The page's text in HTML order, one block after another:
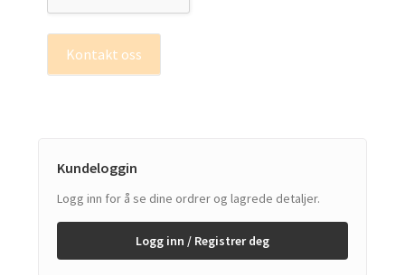
Kontakt oss
Kundeloggin
Logg inn for å se dine ordrer og lagrede detaljer.
Logg inn / Registrer deg